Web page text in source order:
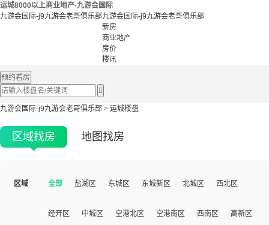
运城8000以上商业地产-九游会国际
九游会国际-j9九游会老哥俱乐部九游会国际-j9九游会老哥俱乐部
新房
商业地产
房价
楼讯
预约看房

九游会国际-j9九游会老哥俱乐部 > 运城楼盘
区域找房 地图找房
区域 全部 盐湖区 东城区 东城新区 北城区 西北区
经开区 中城区 空港北区 空港南区 西南区 高新区